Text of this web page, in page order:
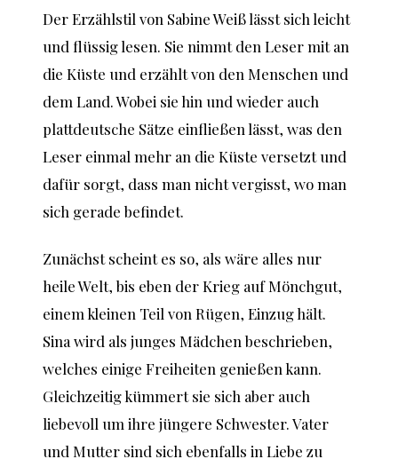
Der Erzählstil von Sabine Weiß lässt sich leicht
und flüssig lesen. Sie nimmt den Leser mit an
die Küste und erzählt von den Menschen und
dem Land. Wobei sie hin und wieder auch
plattdeutsche Sätze einfließen lässt, was den
Leser einmal mehr an die Küste versetzt und
dafür sorgt, dass man nicht vergisst, wo man
sich gerade befindet.
Zunächst scheint es so, als wäre alles nur
heile Welt, bis eben der Krieg auf Mönchgut,
einem kleinen Teil von Rügen, Einzug hält.
Sina wird als junges Mädchen beschrieben,
welches einige Freiheiten genießen kann.
Gleichzeitig kümmert sie sich aber auch
liebevoll um ihre jüngere Schwester. Vater
und Mutter sind sich ebenfalls in Liebe zu